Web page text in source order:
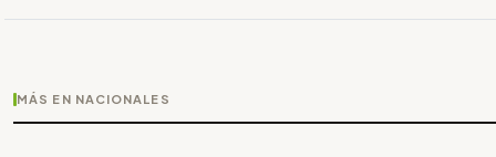
MÁS EN NACIONALES